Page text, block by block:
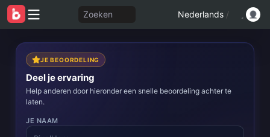
Zoeken Nederlands /
JE BEOORDELING
Deel je ervaring
Help anderen door hieronder een snelle beoordeling achter te
laten.
JE NAAM